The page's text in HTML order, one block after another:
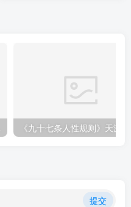
提交